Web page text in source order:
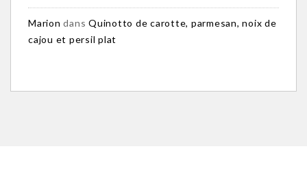
Marion dans Quinotto de carotte, parmesan, noix de
cajou et persil plat